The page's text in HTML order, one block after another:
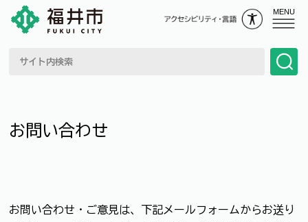
MENU
お問い合わせ
お問い合わせ・ご意見は、下記メールフォームからお送り